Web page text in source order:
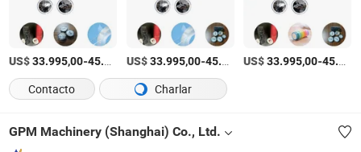
US$33.995,00-45.998,00 /Pieza
US$33.995,00-45.998,00 /Set
US$33.995,00-45.998,00
Contacto Charlar
GPM Machinery (Shanghai) Co., Ltd.